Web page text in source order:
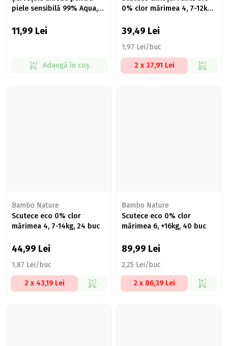
piele sensibilă 99% Aqua,
11,99 Lei
Adaugă în coș
0% clor mărimea 4, 7-12kg,
39,49 Lei
1,97 Lei/buc
2 x 37,91 Lei
Bambo Nature
Scutece eco 0% clor
mărimea 4, 7-14kg, 24 buc
44,99 Lei
1,87 Lei/buc
2 x 43,19 Lei
Bambo Nature
Scutece eco 0% clor
mărimea 6, +16kg, 40 buc
89,99 Lei
2,25 Lei/buc
2 x 86,39 Lei